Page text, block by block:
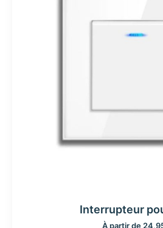
Interrupteur
À partir de